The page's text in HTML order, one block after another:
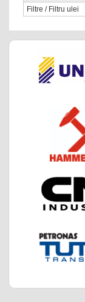
Filtre / Filtru ulei